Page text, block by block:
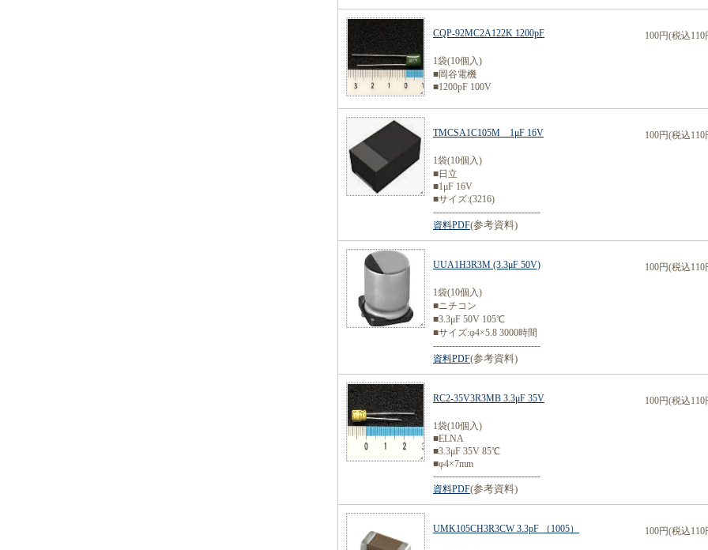
CQP-92MC2A122K 1200pF 100円(税込110
1袋(10個入)
■岡谷電機
■1200pF 100V
TMCSA1C105M 1μF 16V 100円(税込110
1袋(10個入)
■日立
■1μF 16V
■サイズ:(3216)
----------------------------------
資料PDF(参考資料)
UUA1H3R3M (3.3μF 50V) 100円(税込110
1袋(10個入)
■ニチコン
■3.3μF 50V 105℃
■サイズ:φ4×5.8 3000時間
----------------------------------
資料PDF(参考資料)
RC2-35V3R3MB 3.3μF 35V 100円(税込110
1袋(10個入)
■ELNA
■3.3μF 35V 85℃
■φ4×7mm
----------------------------------
資料PDF(参考資料)
UMK105CH3R3CW 3.3pF （1005） 100円(税込110